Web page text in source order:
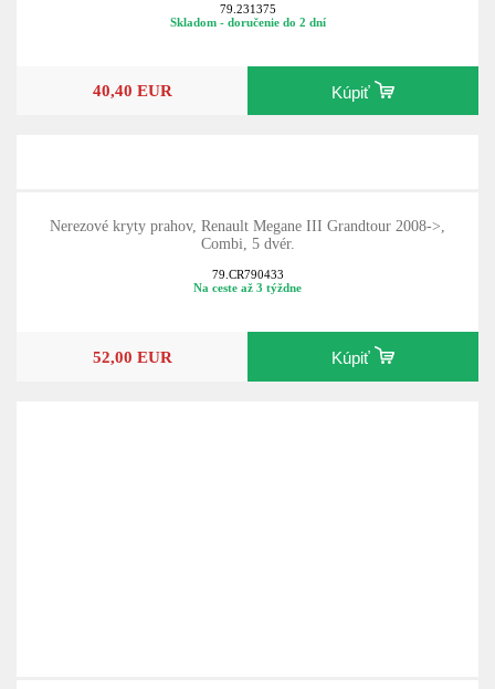
79.231375
Skladom - doručenie do 2 dní
40,40 EUR Kúpiť
Nerezové kryty prahov, Renault Megane III Grandtour 2008->,
Combi, 5 dvér.
79.CR790433
Na ceste až 3 týždne
52,00 EUR Kúpiť